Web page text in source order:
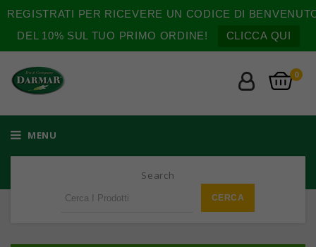
REGISTRATI PER RICEVERE UN CODICE DI
DEL 10% SUL TUO PRIMO ORDINE!
CLICCA QUI
0
MENU
Search